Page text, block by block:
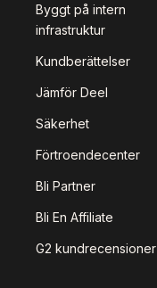
Byggt på intern
infrastruktur
Kundberättelser
Jämför Deel
Säkerhet
Förtroendecenter
Bli Partner
Bli En Affiliate
G2 kundrecensioner